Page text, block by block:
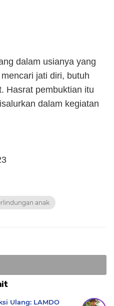
dalam usianya yang
jati diri, butuh
Hasrat pembuktian itu
dalam kegiatan
anak
Ulang: LAMDO